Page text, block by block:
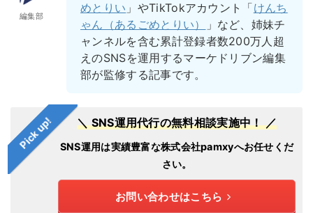
編集部
めとりい 」やTikTokアカウント「けんち
ゃん（あるごめとりい）
」など、姉妹チ
ャンネルを含む累計登録者数200万人超
えのSNSを運用するマーケドリブン編集
部が監修する記事です。
Pick up! ＼ SNS運用代行の無料相談実施中！ ／
SNS運用は実績豊富な株式会社pamxyへお任せくだ
さい。
お問い合わせはこちら